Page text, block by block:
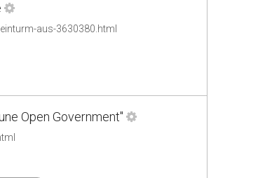
aus-3630380.html
Open Government"